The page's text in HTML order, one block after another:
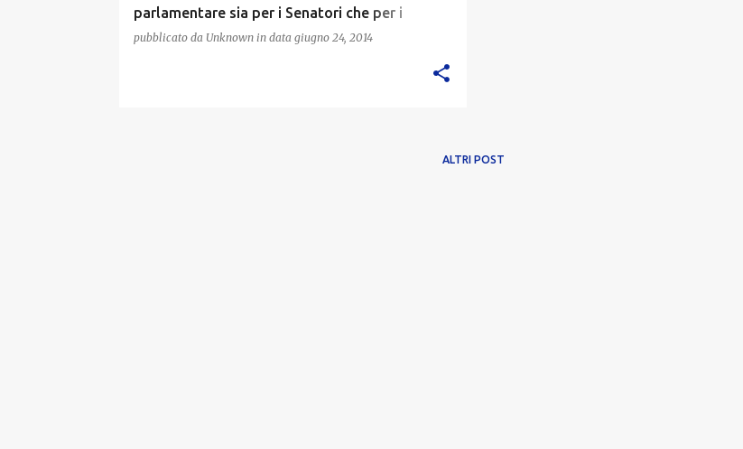
parlamentare sia per i Senatori che per i
Deputati.
pubblicato da Unknown in data giugno 24, 2014
ALTRI POST